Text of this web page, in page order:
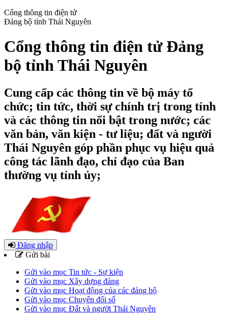
Cổng thông tin điện tử
Đảng bộ tỉnh Thái Nguyên
Cổng thông tin điện tử Đảng
bộ tỉnh Thái Nguyên
Cung cấp các thông tin về bộ máy tổ
chức; tin tức, thời sự chính trị trong tỉnh
và các thông tin nổi bật trong nước; các
văn bản, văn kiện - tư liệu; đất và người
Thái Nguyên góp phần phục vụ hiệu quả
công tác lãnh đạo, chỉ đạo của Ban
thường vụ tỉnh ủy;
Đăng nhập
Gửi bài
Gửi vào mục Tin tức - Sự kiện
Gửi vào mục Xây dựng đảng
Gửi vào mục Hoạt động của các đảng bộ
Gửi vào mục Chuyển đổi số
Gửi vào mục Đất và người Thái Nguyên